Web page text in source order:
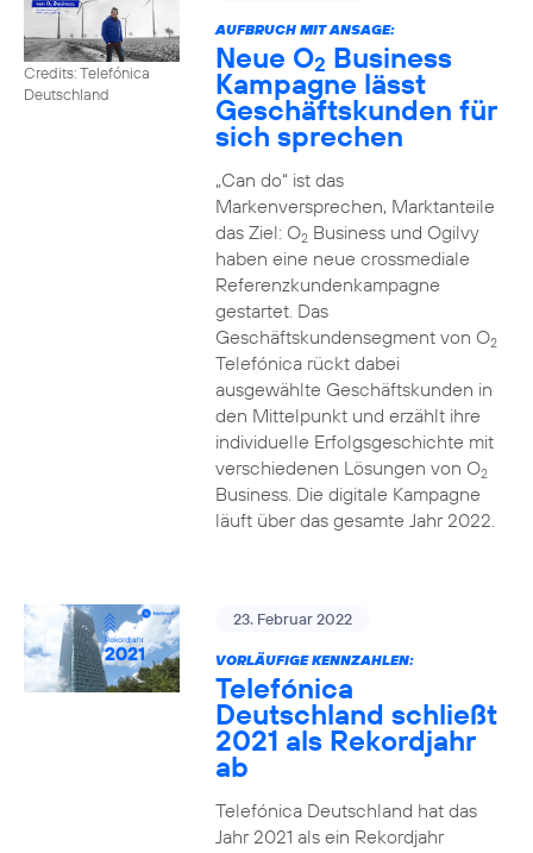
Credits: Telefónica
Deutschland
AUFBRUCH MIT ANSAGE:
Neue O2 Business
Kampagne lässt
Geschäftskunden für
sich sprechen
„Can do“ ist das
Markenversprechen, Marktanteile
das Ziel: O2Business und Ogilvy
haben eine neue crossmediale
Referenzkundenkampagne
gestartet. Das
Geschäftskundensegment von O2
Telefónica rückt dabei
ausgewählte Geschäftskunden in
den Mittelpunkt und erzählt ihre
individuelle Erfolgsgeschichte mit
verschiedenen Lösungen von O2
Business. Die digitale Kampagne
läuft über das gesamte Jahr 2022.
23. Februar 2022
VORLÄUFIGE KENNZAHLEN:
Telefónica
Deutschland schließt
2021 als Rekordjahr
ab
Telefónica Deutschland hat das
Jahr 2021 als ein Rekordjahr